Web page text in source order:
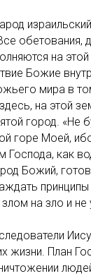
обетования,
на
Божие
мира в
на этой
город. «Не
горе Моей,
Господа, как
Божий,
на зло и
жизни. План